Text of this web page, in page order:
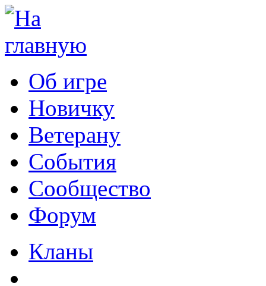
Об игре
Новичку
Ветерану
События
Сообщество
Форум
Кланы